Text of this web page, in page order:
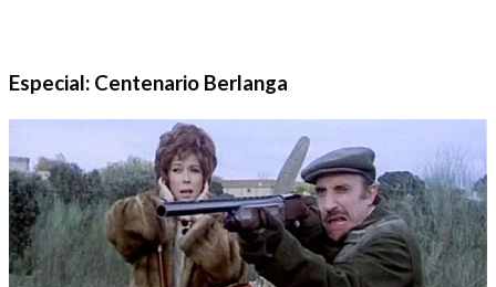
Especial: Centenario Berlanga